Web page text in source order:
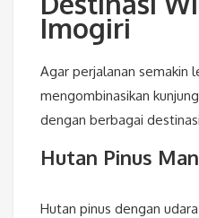
Imogiri
Agar perjalanan semakin
mengombinasikan
dengan berbagai
Hutan Pinus
Hutan pinus dengan